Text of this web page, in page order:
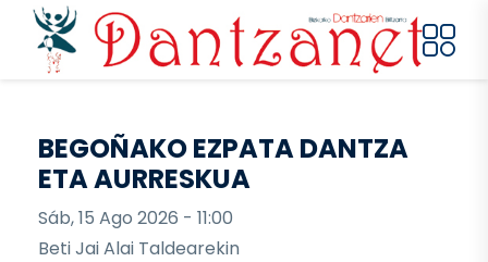
Pasar al contenido principal
BEGOÑAKO EZPATA DANTZA
ETA AURRESKUA
Sáb, 15 Ago 2026 - 11:00
Beti Jai Alai Taldearekin